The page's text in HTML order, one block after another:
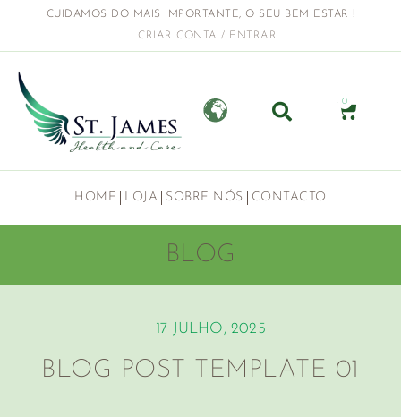
CUIDAMOS DO MAIS IMPORTANTE, O SEU BEM ESTAR !
CRIAR CONTA / ENTRAR
0
HOME LOJA SOBRE NÓS CONTACTO
BLOG
17 JULHO, 2025
BLOG POST TEMPLATE 01